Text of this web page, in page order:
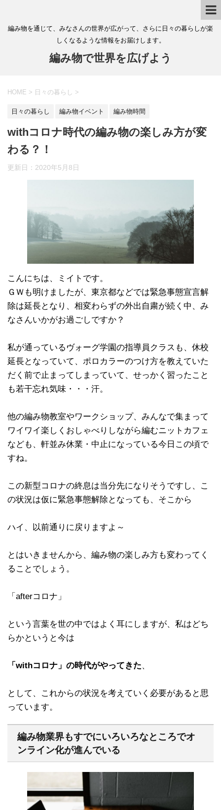
編み物を通じて、みなさんの世界が広がって、さらに日々の暮らしが楽
しくなるような情報をお届けします。
編み物で世界を広げよう
HOME > 日々の暮らし >
日々の暮らし 編み物イベント 編み物時間
withコロナ時代の編み物の楽しみ方が変
わる？！
更新日： 2020年5月8日
こんにちは、ミイトです。
ＧＷも明けましたが、東京都などでは緊急事態宣言解
除は延長となり、相変わらずの外出自粛が続く中、み
なさんいかがお過ごしですか？
私が通っているヴォーグ学園の指導員クラスも、休校
延長となっていて、ポロカラーのつけ方を教えていた
だく前で止まってしまっていて、せっかく習ったこと
も若干忘れ気味・・・汗。
他の編み物教室やワークショップ、みんなで集まって
ワイワイ楽しくおしゃべりしながら編むニットカフェ
なども、軒並み休業・中止になっている今日この頃で
すね。
この新型コロナの終息は当分先になりそうですし、こ
の状況は仮に緊急事態解除となっても、そこから
ハイ、以前通りに戻りますよ～
とはいきませんから、編み物の楽しみ方も変わってく
ることでしょう。
「afterコロナ」
という言葉を世の中ではよく耳にしますが、私はどち
らかというと今は
「withコロナ」の時代がやってきた、
として、これからの状況を考えていく必要があると思
っています。
編み物業界もすでにいろいろなところでオ
ンライン化が進んでいる